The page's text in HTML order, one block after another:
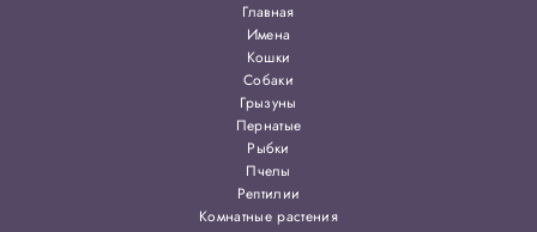
Главная
Имена
Кошки
Собаки
Грызуны
Пернатые
Рыбки
Пчелы
Рептилии
Комнатные растения